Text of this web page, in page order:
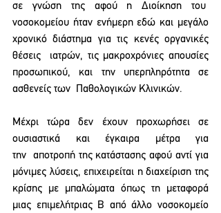
σε γνώση της αφού η Διοίκηση του
νοσοκομείου ήταν ενήμερη εδώ και μεγάλο
χρονικό διάστημα για τις κενές οργανικές
θέσεις  ιατρών, τις μακροχρόνιες απουσίες
προσωπικού, και την υπερπληρότητα σε
ασθενείς των  Παθολογικών Κλινικών.
Μέχρι τώρα δεν έχουν προχωρήσει σε
ουσιαστικά και έγκαιρα μέτρα για
την  αποτροπή της κατάστασης αφού αντί για
μόνιμες λύσεις, επιχειρείται η διαχείριση της
κρίσης με μπαλώματα όπως τη μεταφορά
μιας επιμελήτριας Β από άλλο νοσοκομείο